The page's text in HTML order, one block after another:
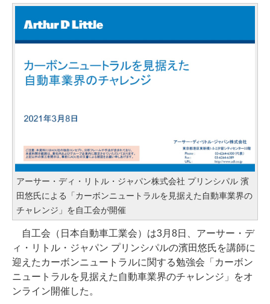
アーサー・ディ・リトル・ジャパン株式会社 プリンシパル 濱
田悠氏による「カーボンニュートラルを見据えた自動車業界の
チャレンジ」を自工会が開催
自工会（日本自動車工業会）は3月8日、アーサー・デ
ィ・リトル・ジャパン プリンシパルの濱田悠氏を講師に
迎えたカーボンニュートラルに関する勉強会「カーボン
ニュートラルを見据えた自動車業界のチャレンジ」をオ
ンライン開催した。